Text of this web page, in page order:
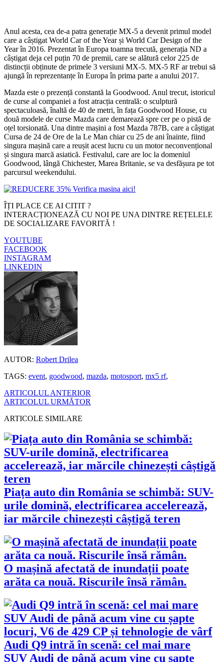
Anul acesta, cea de-a patra generație MX-5 a devenit primul model
care a câștigat World Car of the Year și World Car Design of the
Year în 2016. Prezentat în Europa toamna trecută, generația ND a
câștigat deja cel puțin 70 de premii, care se alătură celor 225 de
distincții obținute de primele 3 versiuni MX-5. MX-5 RF ar trebui să
ajungă în reprezentanțe în Europa în prima parte a anului 2017.
Mazda este o prezență constantă la Goodwood. Anul trecut, istoricul
de curse al companiei a fost atracția centrală: o sculptură
spectaculoasă, înaltă de 40 de metri, în fața Goodwood House, cu
două modele de curse Mazda care demarează spre cer pe o pistă de
oțel torsionată. Una dintre mașini a fost Mazda 787B, care a câștigat
Cursa de 24 de Ore de la Le Man chiar cu 25 de ani înainte, fiind
singura mașină care a reușit acest lucru cu un motor neconvențional
și singura marcă asiatică. Festivalul, care are loc la domeniul
Goodwood, lângă Chichester, Marea Britanie, se va desfășura pe tot
parcursul weekendului.
ÎȚI PLACE CE AI CITIT ?
INTERACȚIONEAZĂ CU NOI PE UNA DINTRE REȚELELE
DE SOCIALIZARE FAVORITĂ !
YOUTUBE
FACEBOOK
INSTAGRAM
LINKEDIN
AUTOR: Robert Drilea
TAGS: event, goodwood, mazda, motosport, mx5 rf,
ARTICOLUL ANTERIOR
ARTICOLUL URMĂTOR
ARTICOLE SIMILARE
Piața auto din România se schimbă: SUV-
urile domină, electrificarea accelerează,
iar mărcile chinezești câștigă teren
O mașină afectată de inundații poate
arăta ca nouă. Riscurile însă rămân.
Audi Q9 intră în scenă: cel mai mare
SUV Audi de până acum vine cu șapte